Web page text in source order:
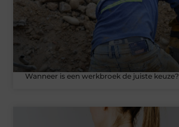
Wanneer is een werkbroek de juiste keuze?